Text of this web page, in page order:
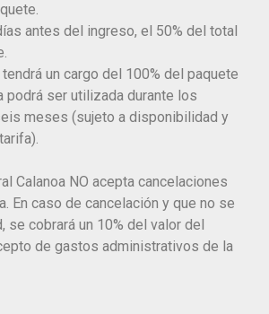
antes del ingreso, el 50% del total
un cargo del 100% del paquete
podrá ser utilizada durante los
meses (sujeto a disponibilidad y
Calanoa NO acepta cancelaciones
En caso de cancelación y que no se
se cobrará un 10% del valor del
de gastos administrativos de la